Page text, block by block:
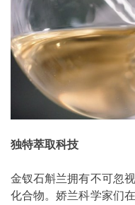
独特萃取科技
金钗石斛兰拥有不可忽
化合物。娇兰科学家们